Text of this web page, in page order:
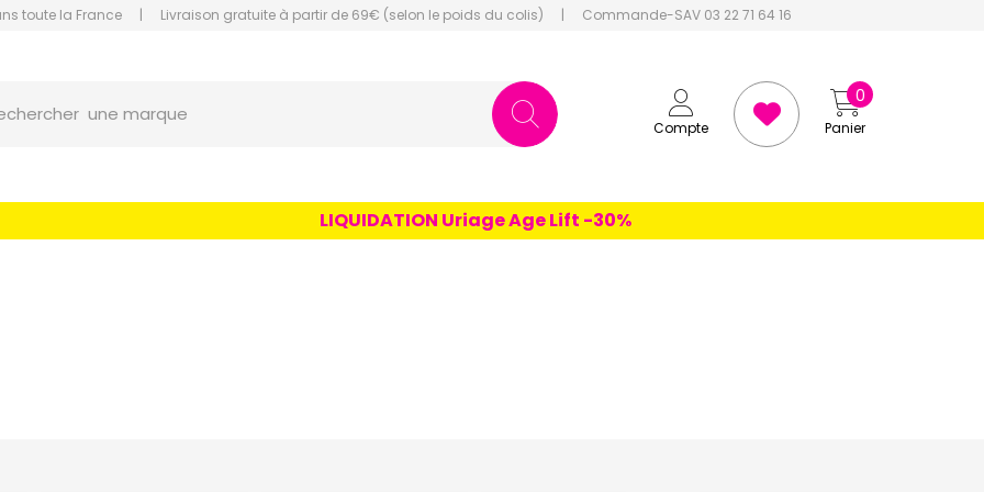
toute la France | Livraison gratuite à partir de 69€ (selon le poids du colis) | Commande-SAV 03 22 71 64 16
Compte Panier
0
un conseil
LIQUIDATION Uriage Age Lift -30%